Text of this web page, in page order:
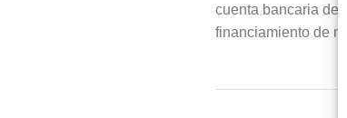
cuenta bancaria
financiamiento de